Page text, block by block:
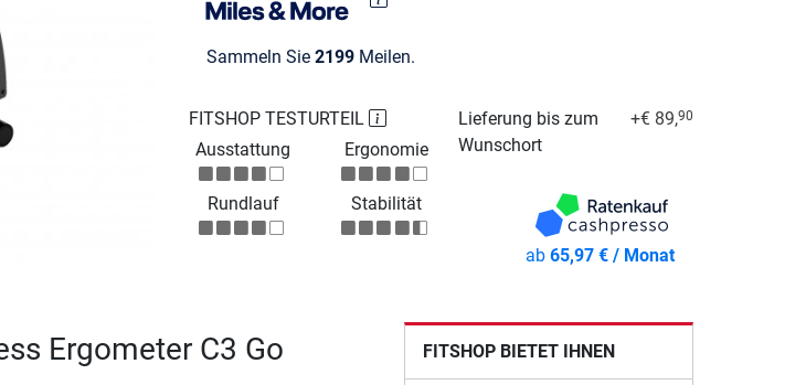
Sammeln Sie 2199Meilen.
FITSHOP TESTURTEIL
Ausstattung
Ergonomie
Rundlauf Stabilität
Lieferung bis zum
Wunschort
+€ 89,90
ab 65,97 € / Monat
Ergometer C3 Go FITSHOP BIETET IHNEN